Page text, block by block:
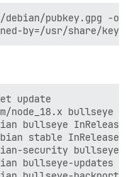
pubkey.gpg -
update
node_18.x bullseye
bullseye InRelease
stable InRelease
security
bullseye-updates